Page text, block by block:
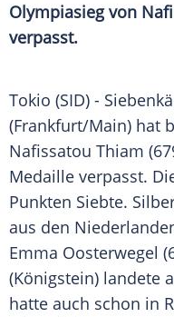
Olympiasieg von
verpasst.
Tokio (SID) -
(Frankfurt/Main) hat
Nafissatou Thiam
Medaille verpasst.
Punkten Siebte.
aus den
Emma Oosterwegel
(Königstein) landete
hatte auch schon in